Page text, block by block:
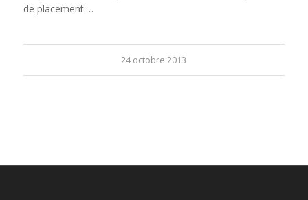
de placement.…
24 octobre 2013